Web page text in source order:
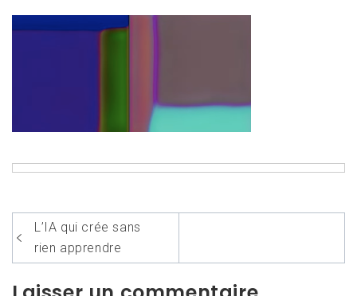
Navigation
de
l’article
L’IA qui crée sans
rien apprendre